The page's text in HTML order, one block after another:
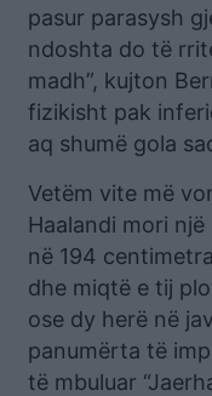
pasur parasysh
ndoshta do të
madh”, kujton
fizikisht pak
aq shumë gola
Vetëm vite më
Haalandi mori
në 194
dhe miqtë e tij
ose dy herë në
panumërta të
të mbuluar